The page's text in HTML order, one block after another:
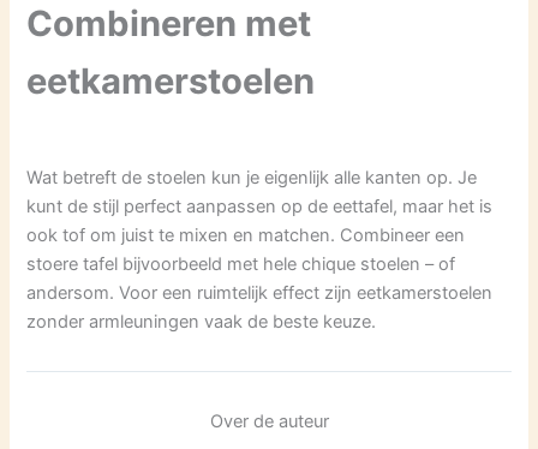
Combineren met
eetkamerstoelen
Wat betreft de stoelen kun je eigenlijk alle kanten op. Je
kunt de stijl perfect aanpassen op de eettafel, maar het is
ook tof om juist te mixen en matchen. Combineer een
stoere tafel bijvoorbeeld met hele chique stoelen – of
andersom. Voor een ruimtelijk effect zijn eetkamerstoelen
zonder armleuningen vaak de beste keuze.
Over de auteur